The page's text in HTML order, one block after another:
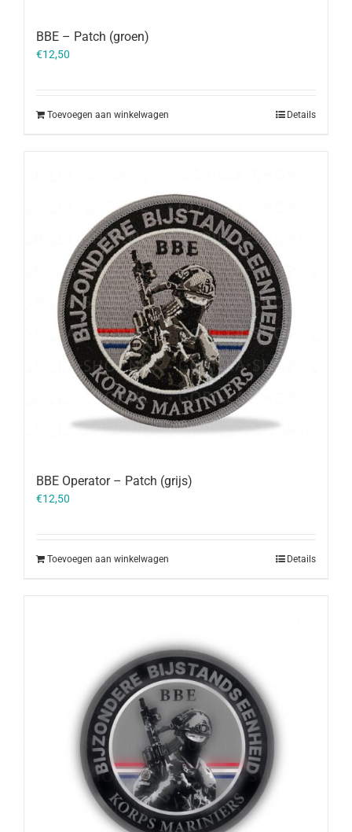
BBE – Patch (groen)
€12,50
Toevoegen aan winkelwagen Details
BBE Operator – Patch (grijs)
€12,50
Toevoegen aan winkelwagen Details